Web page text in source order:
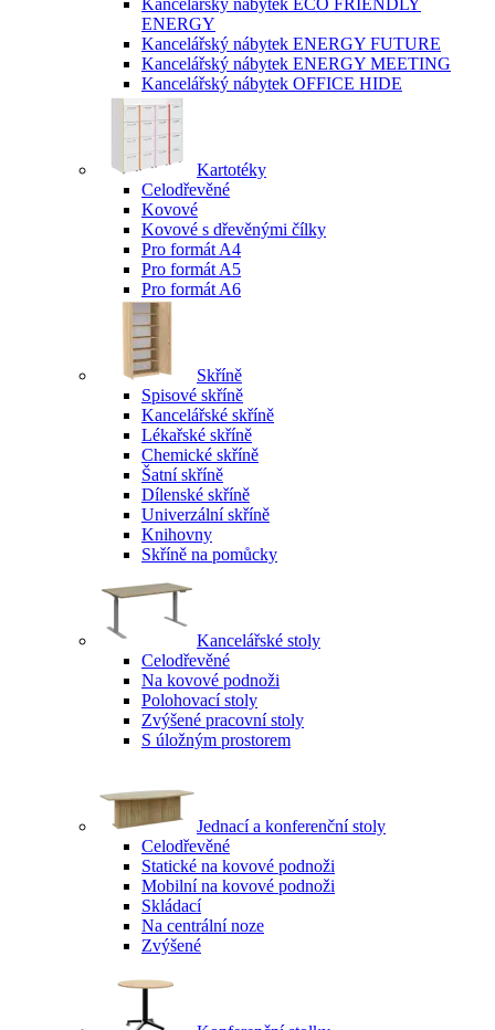
Kancelářský nábytek ECO FRIENDLY
ENERGY
Kancelářský nábytek ENERGY FUTURE
Kancelářský nábytek ENERGY MEETING
Kancelářský nábytek OFFICE HIDE
Kartotéky
Celodřevěné
Kovové
Kovové s dřevěnými čílky
Pro formát A4
Pro formát A5
Pro formát A6
Skříně
Spisové skříně
Kancelářské skříně
Lékařské skříně
Chemické skříně
Šatní skříně
Dílenské skříně
Univerzální skříně
Knihovny
Skříně na pomůcky
Kancelářské stoly
Celodřevěné
Na kovové podnoži
Polohovací stoly
Zvýšené pracovní stoly
S úložným prostorem
Jednací a konferenční stoly
Celodřevěné
Statické na kovové podnoži
Mobilní na kovové podnoži
Skládací
Na centrální noze
Zvýšené